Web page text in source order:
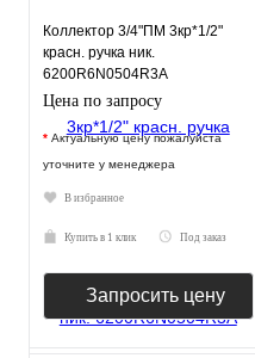
Коллектор 3/4"ПМ 3кр*1/2"
красн. ручка ник.
6200R6N0504R3A
(620056N0504R3A)
Цена по запросу
* Актуальную цену пожалуйста
уточните у менеджера
В избранное
Купить в 1 клик Под заказ
Запросить цену